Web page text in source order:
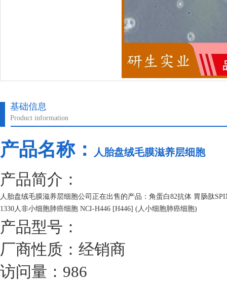
基础信息
Product information
产品名称： 人胎盘绒毛膜滋养层细胞
产品简介：
人胎盘绒毛膜滋养层细胞公司正在出售的产品：角蛋白82抗体 胃肠肽
1330人非小细胞肺癌细胞 NCI-H446 [H446] (人小细胞肺癌细胞)
产品型号：
厂商性质：经销商
访问量：986